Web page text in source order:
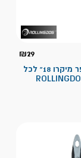
₪29
רולר החלפה סופר מיקרו 18" לכל